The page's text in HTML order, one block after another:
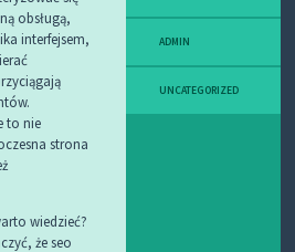
obsługą,
interfejsem,
to nie
strona
wiedzieć?
że seo
ADMIN
UNCATEGORIZED